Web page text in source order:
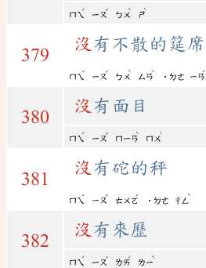
ㄇㄟ
ˊ
ㄧㄡ
ˇ
ㄅㄨ
ˋ
ㄕ
ˋ
379
沒 有不散的筵席
ㄇㄟ
ˊ
ㄧㄡ
ˇ
ㄅㄨ
ˋ
ㄙㄢ
ˋ
˙ㄉㄜ ㄧㄢ
ˊ
380
沒 有面目
ㄇㄟ
ˊ
ㄧㄡ
ˇ
ㄇㄧㄢ
ˋ
ㄇㄨ
ˋ
381
沒 有砣的秤
ㄇㄟ
ˊ
ㄧㄡ
ˇ
ㄊㄨㄛ
ˊ
˙ㄉㄜ ㄔㄥ
ˋ
382
沒 有來歷
ㄇㄟ
ˊ
ㄧㄡ
ˇ
ㄌㄞ
ˊ
ㄌㄧ
ˋ